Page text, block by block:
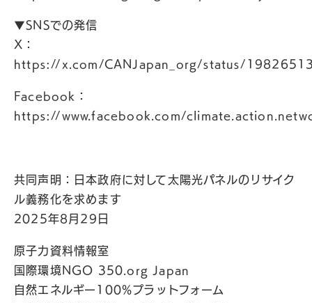
▼SNSでの発信
X：
https://x.com/CANJapan_org/status/
Facebook：
https://www.facebook.com/
共同声明：日本政府に対して太陽光パネルのリサイク
ル義務化を求めます
2025年8月29日
原子力資料情報室
国際環境NGO 350.org Japan
自然エネルギー100%プラットフォーム